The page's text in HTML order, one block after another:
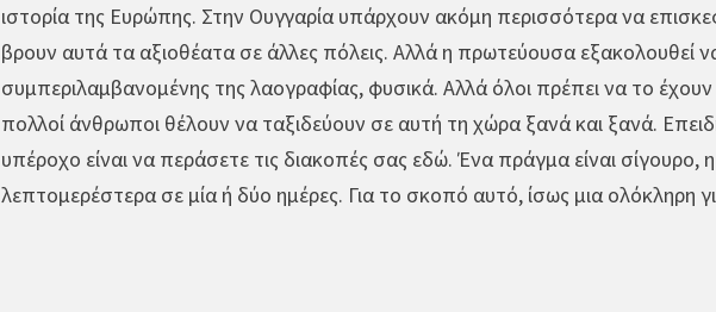
ιστορία της Ευρώπης. Στην Ουγγαρία υπάρχουν ακόμη περισσότερα να
βρουν αυτά τα αξιοθέατα σε άλλες πόλεις. Αλλά η πρωτεύουσα εξακολουθεί
συμπεριλαμβανομένης της λαογραφίας, φυσικά. Αλλά όλοι πρέπει να το
πολλοί άνθρωποι θέλουν να ταξιδεύουν σε αυτή τη χώρα ξανά και ξανά.
υπέροχο είναι να περάσετε τις διακοπές σας εδώ. Ένα πράγμα είναι σίγουρο,
λεπτομερέστερα σε μία ή δύο ημέρες. Για το σκοπό αυτό, ίσως μια ολόκληρη